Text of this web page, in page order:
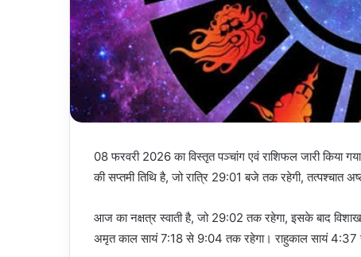
08 फरवरी 2026 का विस्तृत पञ्चांग एवं राशिफल जारी किया
की सप्तमी तिथि है, जो रात्रि 29:01 बजे तक रहेगी, तत्पश्चात
आज का नक्षत्र स्वाती है, जो 29:02 तक रहेगा, इसके बाद
अमृत काल सायं 7:18 से 9:04 तक रहेगा। राहुकाल सायं 4:37